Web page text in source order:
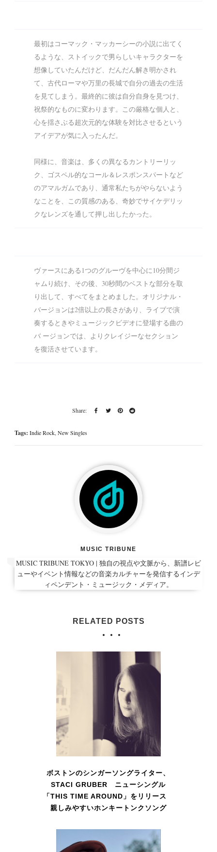
最初はコーマック・マッカーシーの小説に出てく
るような、ストイックで男らしいキャラクターを
想像していたんだけど、だんだん解き明かされ
て、古代ローマや万里の長城で自分の過去の生活
を見てしまう。最終的に彼は自分自身を見つけ、
祝祭的なものに変わります。この厳格な個人と、
心を揺さぶる超次元的な体験を対比させるという
アイデアが気に入ったんだ。
同様に、音楽は、多くの異なるカントリーリッ
ク、ゴスペル的なコール＆レスポンスパートなど
のアマルガムであり、通常私たちがやらないよう
なことを、この質感のある、奇妙でサイケデリッ
クなレンズを通して押し出したかった。
ヴァースにある1つのグルーヴを中心に10分間ジ
ャムり続け、その後、30秒間のベストな部分を取
り出して、すべてをまとめました。オリジナル・
バージョンは2倍以上の長さがあり、ライブで演
奏するときやミュージックビデオに登場する曲の
バ ージョンでは、よりクレイジーなセクション
を復活させています。
Tags: Indie Rock,New Singles
MUSIC TRIBUNE
MUSIC TRIBUNE TOKYO | 独自の視点や文脈から、新譜レビ
ューやイベント情報などの音楽カルチャーを発信するインデ
ィペンデント・ミュージック・メディア。
RELATED POSTS
ボストンのシンガーソングライター、
STACI GRUBER ニューシングル
「THIS TIME AROUND」をリリース
親しみやすいホンキートンクソング